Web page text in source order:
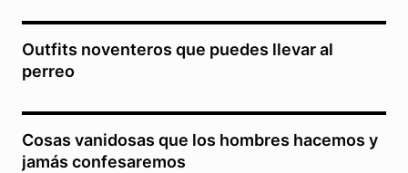
Outfits noventeros que puedes llevar al
perreo
Cosas vanidosas que los hombres hacemos y
jamás confesaremos